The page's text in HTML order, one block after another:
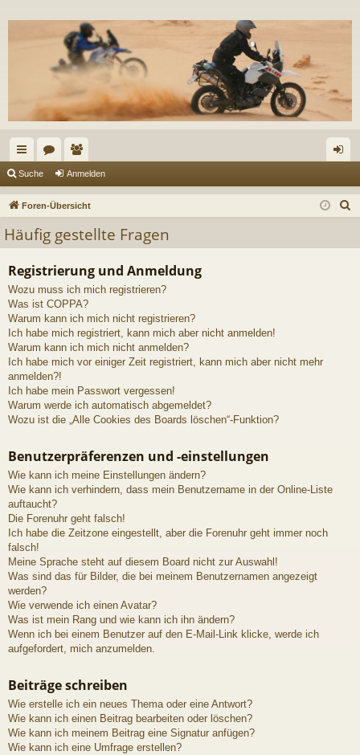
ch
ne
ug
riff
en
itg
lie
r
m
de
Suche Anmelden
Foren-Übersicht
Häufig gestellte Fragen
Registrierung und Anmeldung
Wozu muss ich mich registrieren?
Was ist COPPA?
Warum kann ich mich nicht registrieren?
Ich habe mich registriert, kann mich aber nicht anmelden!
Warum kann ich mich nicht anmelden?
Ich habe mich vor einiger Zeit registriert, kann mich aber nicht mehr
anmelden?!
Ich habe mein Passwort vergessen!
Warum werde ich automatisch abgemeldet?
Wozu ist die „Alle Cookies des Boards löschen“-Funktion?
Benutzerpräferenzen und -einstellungen
Wie kann ich meine Einstellungen ändern?
Wie kann ich verhindern, dass mein Benutzername in der Online-Liste
auftaucht?
Die Forenuhr geht falsch!
Ich habe die Zeitzone eingestellt, aber die Forenuhr geht immer noch
falsch!
Meine Sprache steht auf diesem Board nicht zur Auswahl!
Was sind das für Bilder, die bei meinem Benutzernamen angezeigt
werden?
Wie verwende ich einen Avatar?
Was ist mein Rang und wie kann ich ihn ändern?
Wenn ich bei einem Benutzer auf den E-Mail-Link klicke, werde ich
aufgefordert, mich anzumelden.
Beiträge schreiben
Wie erstelle ich ein neues Thema oder eine Antwort?
Wie kann ich einen Beitrag bearbeiten oder löschen?
Wie kann ich meinem Beitrag eine Signatur anfügen?
Wie kann ich eine Umfrage erstellen?